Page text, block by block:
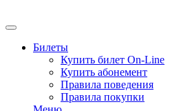
Билеты
Купить билет On-Line
Купить абонемент
Правила поведения
Правила покупки